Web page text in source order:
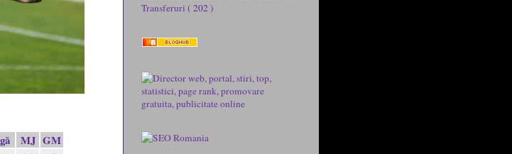
MJ GM
Transferuri ( 202 )